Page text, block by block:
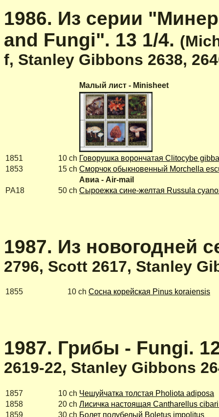
1986. Из серии
and Fungi". 13 1/4.
f, Stanley Gibbons 2638,
Малый лист - Minisheet
1851 10 ch Говорушка ворончатая Clitocybe gibba
1853
15 ch Сморчок обыкновенный Morchella
Авиа - Air-mail
PA18
50 ch Сыроежка сине-желтая Russula
1987. Из новогодней
2796, Scott 2617, Stanley
1855 10 ch Сосна корейская Pinus koraiensis
1987. Грибы - Fungi.
2619-22, Stanley Gibbons
1857 10 ch Чешуйчатка толстая Pholiota adiposa
1858
20 ch Лисичка настоящая Cantharellus
1859
30 ch Болет полубелый Boletus impolitus